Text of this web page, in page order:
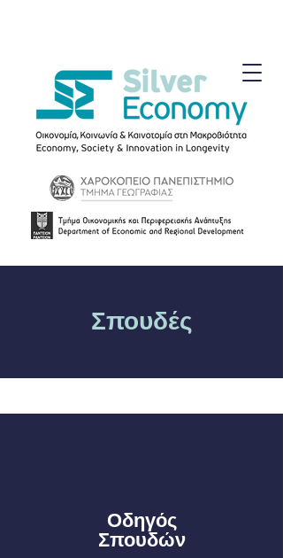
Σπουδές
Οδηγός
Σπουδών